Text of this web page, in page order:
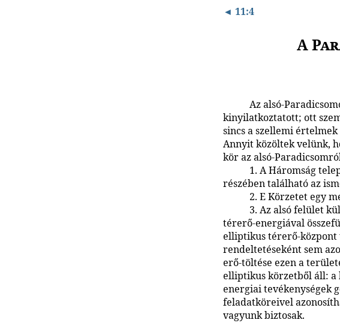
◄ 11:4
A
Az alsó-
kinyilatkoztatott; ott
sincs a szellemi
Annyit közöltek velünk,
kör az alsó-
1. A Háromság
részében található az
2. E Körzetet egy
3. Az alsó felület
térerő-energiával
elliptikus térerő-központ
rendeltetéseként sem
erő-töltése ezen a
elliptikus körzetből áll: a
energiai tevékenységek
feladatköreivel
vagyunk biztosak.